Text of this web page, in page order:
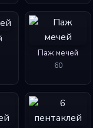
Паж мечей
60